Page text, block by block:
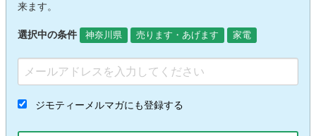
来ます。
選択中の条件 神奈川県 売ります・あげます 家電
ジモティーメルマガにも登録する